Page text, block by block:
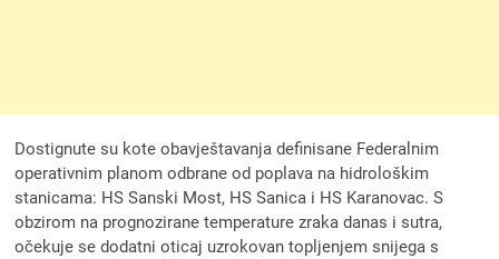
Dostignute su kote obavještavanja definisane Federalnim
operativnim planom odbrane od poplava na hidrološkim
stanicama: HS Sanski Most, HS Sanica i HS Karanovac. S
obzirom na prognozirane temperature zraka danas i sutra,
očekuje se dodatni oticaj uzrokovan topljenjem snijega s